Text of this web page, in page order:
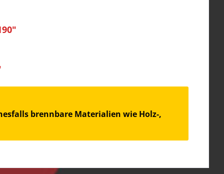
brennbare Materialien wie Holz-,